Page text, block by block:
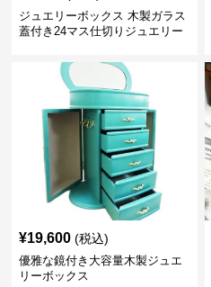
ジュエリーボックス 木製ガラス
蓋付き24マス仕切りジュエリー
¥19,600 (税込)
優雅な鏡付き大容量木製ジュエ
リーボックス